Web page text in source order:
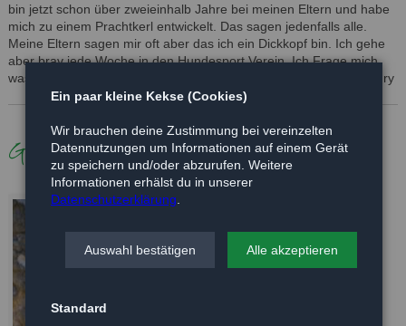
bin jetzt schon über zweieinhalb Jahre bei meinen Eltern und habe
mich zu einem Prachtkerl entwickelt. Das sagen jedenfalls alle.
Meine Eltern sagen mir oft aber das ich ein Dickkopf bin. Ich gehe
aber brav jede Woche in den Hundesport Verein. Ich Frage mich
was wohl meine Geschwister so machen. Liebe Grüße Eurer Henry
Galerie
Ein paar kleine Kekse (Cookies)
Wir brauchen deine Zustimmung bei vereinzelten
Datennutzungen um Informationen auf einem Gerät
zu speichern und/oder abzurufen. Weitere
Informationen erhälst du in unserer
Datenschutzerklärung
Auswahl bestätigen Alle akzeptieren
Standard